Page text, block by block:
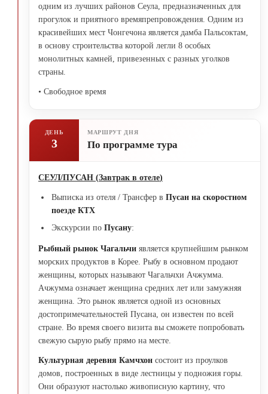
одним из лучших районов Сеула, предназначенных для
прогулок и приятного времяпрепровождения. Одним из
красивейших мест Чонгечона является дамба Пальсоктам,
в основу строительства которой легли 8 особых
монолитных камней, привезенных с разных уголков
страны.
• Свободное время
ДЕНЬ
3
МАРШРУТ ДНЯ
По программе тура
СЕУЛ/ПУСАН (Завтрак в отеле)
Выписка из отеля / Трансфер в Пусан на скоростном
поезде КТХ
Экскурсии по Пусану:
Рыбный рынок Чагальчи является крупнейшим рынком
морских продуктов в Корее. Рыбу в основном продают
женщины, которых называют Чагальчхи Ачжумма.
Ачжумма означает женщина средних лет или замужняя
женщина. Это рынок является одной из основных
достопримечательностей Пусана, он известен по всей
стране. Во время своего визита вы сможете попробовать
свежую сырую рыбу прямо на месте.
Культурная деревня Камчхон состоит из проулков
домов, построенных в виде лестницы у подножия горы.
Они образуют настолько живописную картину, что